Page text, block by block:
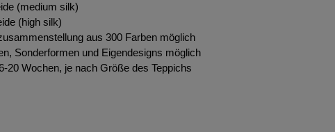
(medium silk)
(high silk)
aus 300 Farben möglich
Sonderformen und Eigendesigns möglich
20 Wochen, je nach Größe des Teppichs